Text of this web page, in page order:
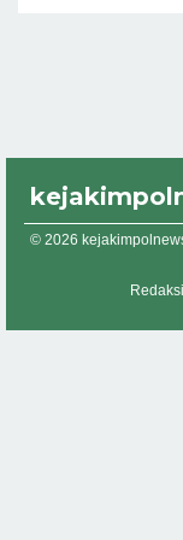
© 2026
Redaksi